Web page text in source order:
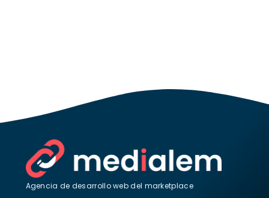
Agencia de desarrollo web del marketplace